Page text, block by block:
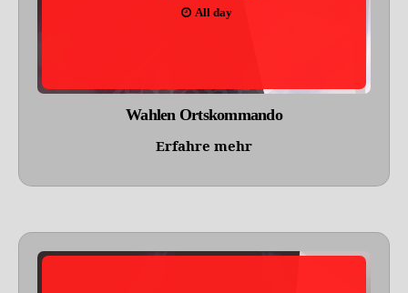
All day
Wahlen Ortskommando
Erfahre mehr